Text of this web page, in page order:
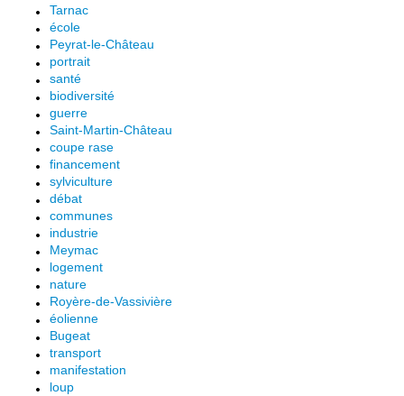
Tarnac
école
Peyrat-le-Château
portrait
santé
biodiversité
guerre
Saint-Martin-Château
coupe rase
financement
sylviculture
débat
communes
industrie
Meymac
logement
nature
Royère-de-Vassivière
éolienne
Bugeat
transport
manifestation
loup